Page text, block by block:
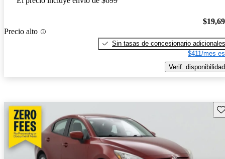
Precio alto
Sin tasas de concesionario adicionales
$411/mes
Verif. disponibilidad